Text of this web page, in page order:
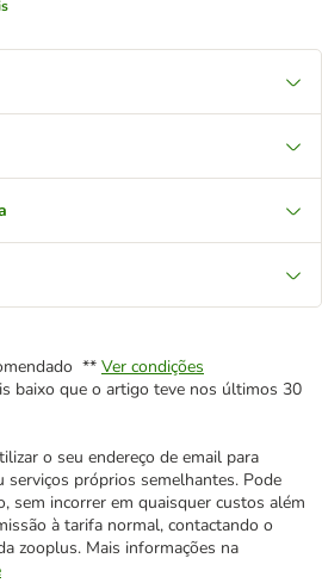
** Ver condições
baixo que o artigo teve nos últimos 30
o seu endereço de email para
serviços próprios semelhantes. Pode
sem incorrer em quaisquer custos além
à tarifa normal, contactando o
zooplus. Mais informações na